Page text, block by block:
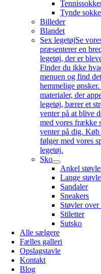
Tynde
Billeder
Blandet
Sex legetøjSe
præsenterer en
legetøj, der er
Finder du ikke
menuen og find
hemmelige
materialer, der
legetøj, bærer et
venter på at blive
med vores frække
venter på dig.
følger med vores
legetøj.
Sko
Ankel
Lange
Sandaler
Sneakers
Støvler
Stiletter
Sutsko
Alle sælgere
Fælles galleri
Opslagstavle
Kontakt
Blog